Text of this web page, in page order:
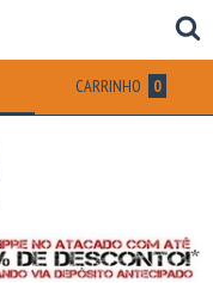
CARRINHO 0